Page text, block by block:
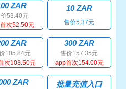
ZAR
53.40元
次52.50元
10 ZAR
售价5.37元
ZAR
105.84元
次103.50元
300 ZAR
售价157.35元
app首次154.00元
ZAR 批量充值入口